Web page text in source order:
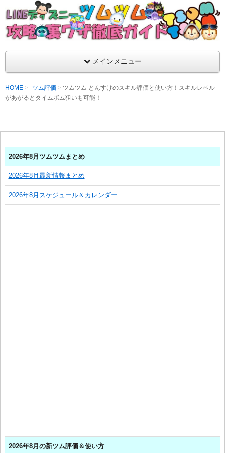
LINEディズニー ツムツム攻略・裏ワザ徹底
支持率No1！痒いところに手が届くツムツム攻略サイト！新ツ
ラ評価も丁寧に解説！ツムツムを120％楽しめるサイトを目指し
メインメニュー
HOME ツム評価
ツムツム とんすけのスキル評価と使い方！スキルレベル
があがるとタイムボム狙いも可能！
2026年8月ツムツムまとめ
2026年8月最新情報まとめ
2026年8月スケジュール＆カレンダー
2026年8月の新ツム評価＆使い方